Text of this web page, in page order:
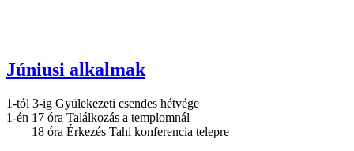
Júniusi alkalmak
1-tól 3-ig Gyülekezeti csendes hétvége
1-én 17 óra Találkozás a templomnál
18 óra Érkezés Tahi konferencia telepre